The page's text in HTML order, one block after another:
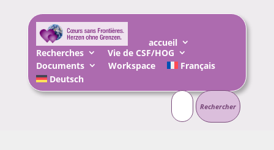
accueil
Recherches
Vie de CSF/HOG
Documents
Workspace
Français
Deutsch
Rechercher :